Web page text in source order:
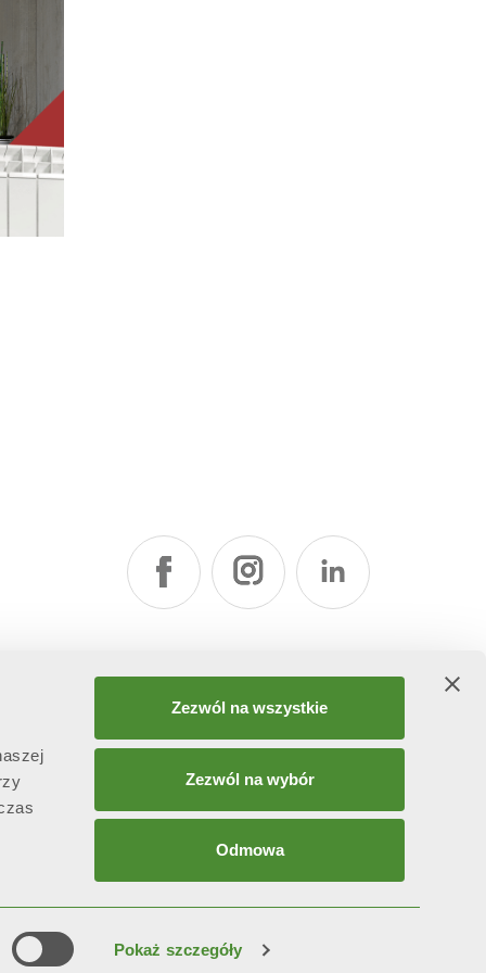
Pokaż szczegóły
Zezwól na wszystkie
Zezwól na wybór
Odmowa